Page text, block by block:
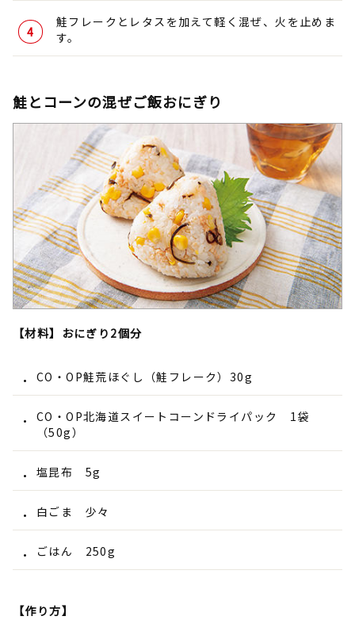
鮭フレークとレタスを加えて軽く混ぜ、火を止めま
す。
鮭とコーンの混ぜご飯おにぎり
【材料】おにぎり2個分
CO・OP鮭荒ほぐし（鮭フレーク）30g
CO・OP北海道スイートコーンドライパック 1袋
（50g）
塩昆布 5g
白ごま 少々
ごはん 250g
【作り方】